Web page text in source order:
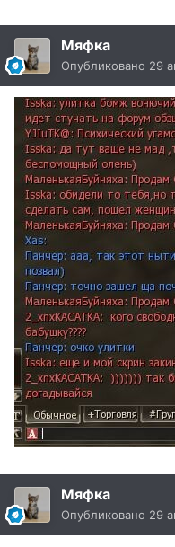
Мяфка
Опубликовано 29
Мяфка
Опубликовано 29